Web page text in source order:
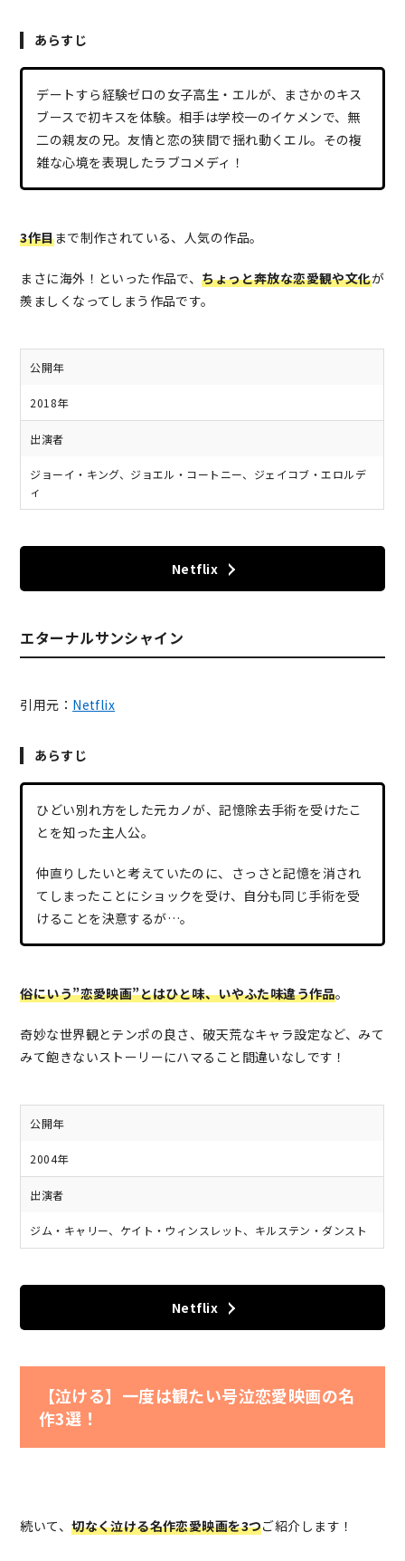
あらすじ
デートすら経験ゼロの女子高生・エルが、まさかのキス
ブースで初キスを体験。相手は学校一のイケメンで、無
二の親友の兄。友情と恋の狭間で揺れ動くエル。その複
雑な心境を表現したラブコメディ！
3作目まで制作されている、人気の作品。
まさに海外！といった作品で、ちょっと奔放な恋愛観や文化が
羨ましくなってしまう作品です。
公開年
2018年
出演者
ジョーイ・キング、ジョエル・コートニー、ジェイコブ・エロルデ
ィ
Netflix
エターナルサンシャイン
引用元： Netflix
あらすじ
ひどい別れ方をした元カノが、記憶除去手術を受けたこ
とを知った主人公。
仲直りしたいと考えていたのに、さっさと記憶を消され
てしまったことにショックを受け、自分も同じ手術を受
けることを決意するが…。
俗にいう”恋愛映画”とはひと味、いやふた味違う作品。
奇妙な世界観とテンポの良さ、破天荒なキャラ設定など、みて
みて飽きないストーリーにハマること間違いなしです！
公開年
2004年
出演者
ジム・キャリー、ケイト・ウィンスレット、キルステン・ダンスト
Netflix
【泣ける】一度は観たい号泣恋愛映画の名
作3選！
続いて、切なく泣ける名作恋愛映画を3つご紹介します！